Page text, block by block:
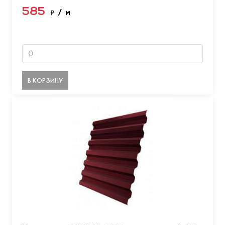
585 ₽ / м
В КОРЗИНУ